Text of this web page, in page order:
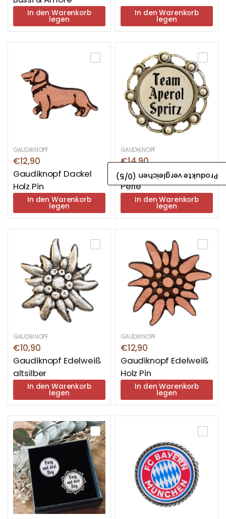
In den Warenkorb
legen
In den Warenkorb
legen
GAUDIKNOPF
€12,90
Gaudiknopf Dackel
Holz Pin
In den Warenkorb
legen
GAUDIKNOPF
€14,90
Gaudiknopf Dekor
Perle
In den Warenkorb
legen
GAUDIKNOPF
€10,90
Gaudiknopf Edelweiß
altsilber
In den Warenkorb
legen
GAUDIKNOPF
€12,90
Gaudiknopf Edelweiß
Holz Pin
In den Warenkorb
legen
Produkte vergleichen (
0
/5)